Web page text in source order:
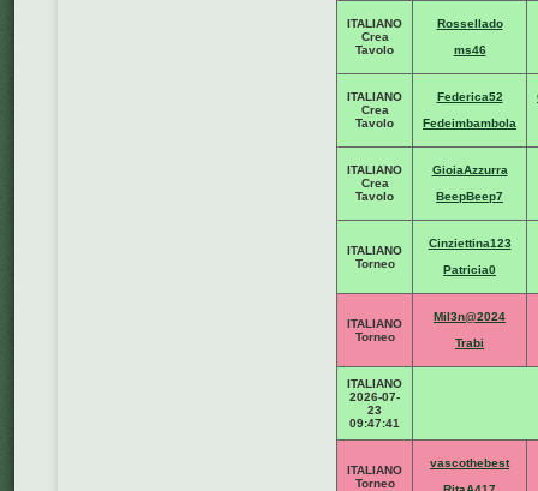
ITALIANO
Crea
Tavolo
Rossellado
ms46
ITALIANO
Crea
Tavolo
Federica52
Fedeimbambola
ITALIANO
Crea
Tavolo
GioiaAzzurra
BeepBeep7
ITALIANO
Torneo
Cinziettina123
Patricia0
ITALIANO
Torneo
Mil3n@2024
Trabi
ITALIANO
2026-07-
23
09:47:41
ITALIANO
Torneo
vascothebest